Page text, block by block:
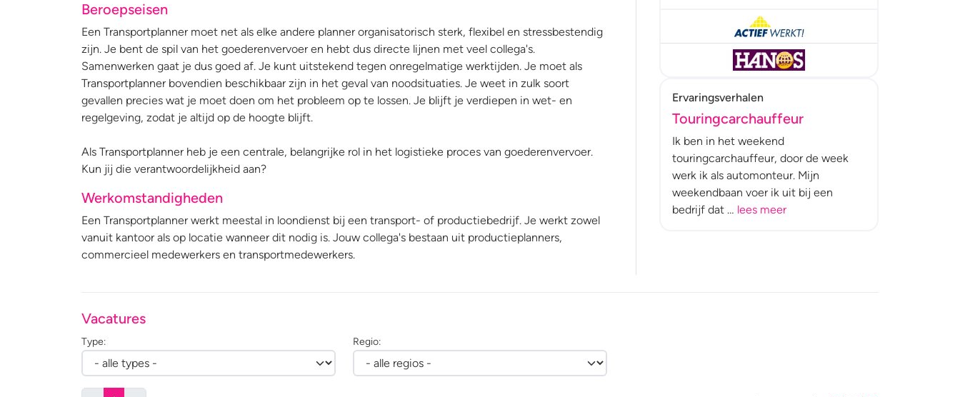
Beroepseisen
Een Transportplanner moet net als elke andere planner organisatorisch sterk, flexibel en stressbestendig
zijn. Je bent de spil van het goederenvervoer en hebt dus directe lijnen met veel collega's.
Samenwerken gaat je dus goed af. Je kunt uitstekend tegen onregelmatige werktijden. Je moet als
Transportplanner bovendien beschikbaar zijn in het geval van noodsituaties. Je weet in zulk soort
gevallen precies wat je moet doen om het probleem op te lossen. Je blijft je verdiepen in wet- en
regelgeving, zodat je altijd op de hoogte blijft.
Als Transportplanner heb je een centrale, belangrijke rol in het logistieke proces van goederenvervoer.
Kun jij die verantwoordelijkheid aan?
Werkomstandigheden
Een Transportplanner werkt meestal in loondienst bij een transport- of productiebedrijf. Je werkt zowel
vanuit kantoor als op locatie wanneer dit nodig is. Jouw collega's bestaan uit productieplanners,
commercieel medewerkers en transportmedewerkers.
Ervaringsverhalen
Touringcarchauffeur
Ik ben in het weekend
touringcarchauffeur, door de week
werk ik als automonteur. Mijn
weekendbaan voer ik uit bij een
bedrijf dat … lees meer
Vacatures
Type: Regio: